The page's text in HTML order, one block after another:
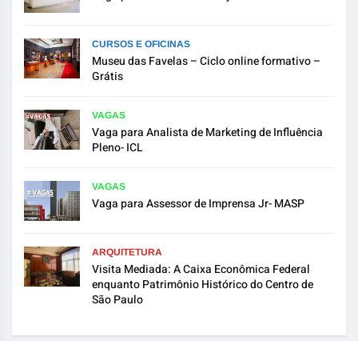
CURSOS E OFICINAS
Museu das Favelas – Ciclo online formativo –
Grátis
VAGAS
Vaga para Analista de Marketing de Influência
Pleno- ICL
VAGAS
Vaga para Assessor de Imprensa Jr- MASP
ARQUITETURA
Visita Mediada: A Caixa Econômica Federal
enquanto Patrimônio Histórico do Centro de
São Paulo